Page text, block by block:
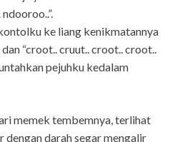
ke liang kenikmatannya
“croot.. cruut.. croot.. croot..
pejuhku kedalam
memek tembemnya, terlihat
darah segar mengalir